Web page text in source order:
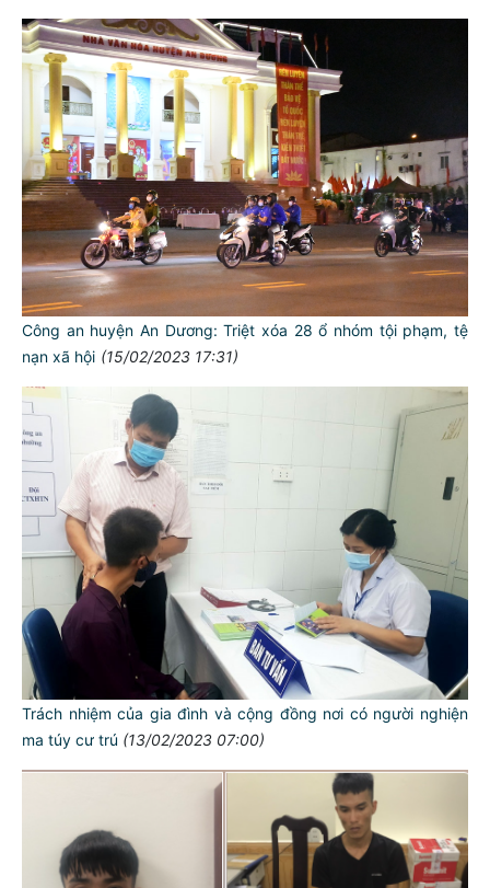
Công an huyện An Dương: Triệt xóa 28 ổ nhóm tội phạm, tệ
nạn xã hội (15/02/2023 17:31)
Trách nhiệm của gia đình và cộng đồng nơi có người nghiện
ma túy cư trú (13/02/2023 07:00)